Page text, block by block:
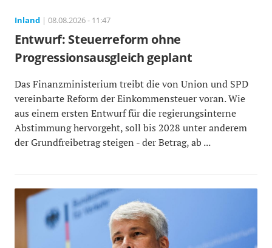
Inland | 08.08.2026 - 11:47
Entwurf: Steuerreform ohne
Progressionsausgleich geplant
Das Finanzministerium treibt die von Union und SPD
vereinbarte Reform der Einkommensteuer voran. Wie
aus einem ersten Entwurf für die regierungsinterne
Abstimmung hervorgeht, soll bis 2028 unter anderem
der Grundfreibetrag steigen - der Betrag, ab ...